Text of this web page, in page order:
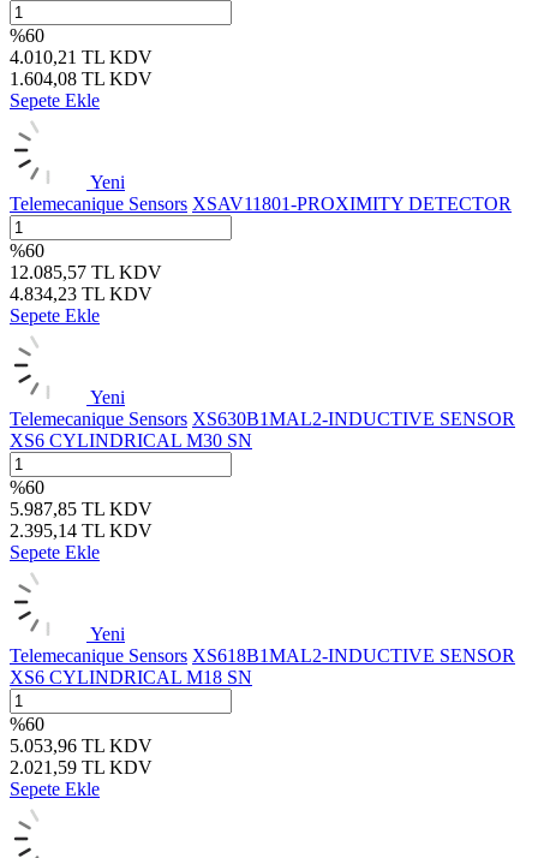
%60
4.010,21 TL KDV
1.604,08 TL KDV
Sepete Ekle
Yeni
Telemecanique Sensors XSAV11801-PROXIMITY DETECTOR
%60
12.085,57 TL KDV
4.834,23 TL KDV
Sepete Ekle
Yeni
Telemecanique Sensors XS630B1MAL2-INDUCTIVE SENSOR
XS6 CYLINDRICAL M30 SN
%60
5.987,85 TL KDV
2.395,14 TL KDV
Sepete Ekle
Yeni
Telemecanique Sensors XS618B1MAL2-INDUCTIVE SENSOR
XS6 CYLINDRICAL M18 SN
%60
5.053,96 TL KDV
2.021,59 TL KDV
Sepete Ekle